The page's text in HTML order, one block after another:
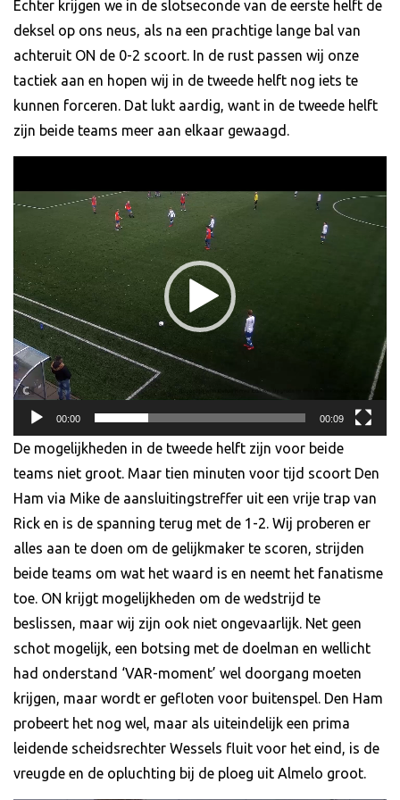
Echter krijgen we in de slotseconde van de eerste helft de
deksel op ons neus, als na een prachtige lange bal van
achteruit ON de 0-2 scoort. In de rust passen wij onze
tactiek aan en hopen wij in de tweede helft nog iets te
kunnen forceren. Dat lukt aardig, want in de tweede helft
zijn beide teams meer aan elkaar gewaagd.
00:00 00:09
De mogelijkheden in de tweede helft zijn voor beide
teams niet groot. Maar tien minuten voor tijd scoort Den
Ham via Mike de aansluitingstreffer uit een vrije trap van
Rick en is de spanning terug met de 1-2. Wij proberen er
alles aan te doen om de gelijkmaker te scoren, strijden
beide teams om wat het waard is en neemt het fanatisme
toe. ON krijgt mogelijkheden om de wedstrijd te
beslissen, maar wij zijn ook niet ongevaarlijk. Net geen
schot mogelijk, een botsing met de doelman en wellicht
had onderstand ‘VAR-moment’ wel doorgang moeten
krijgen, maar wordt er gefloten voor buitenspel. Den Ham
probeert het nog wel, maar als uiteindelijk een prima
leidende scheidsrechter Wessels fluit voor het eind, is de
vreugde en de opluchting bij de ploeg uit Almelo groot.